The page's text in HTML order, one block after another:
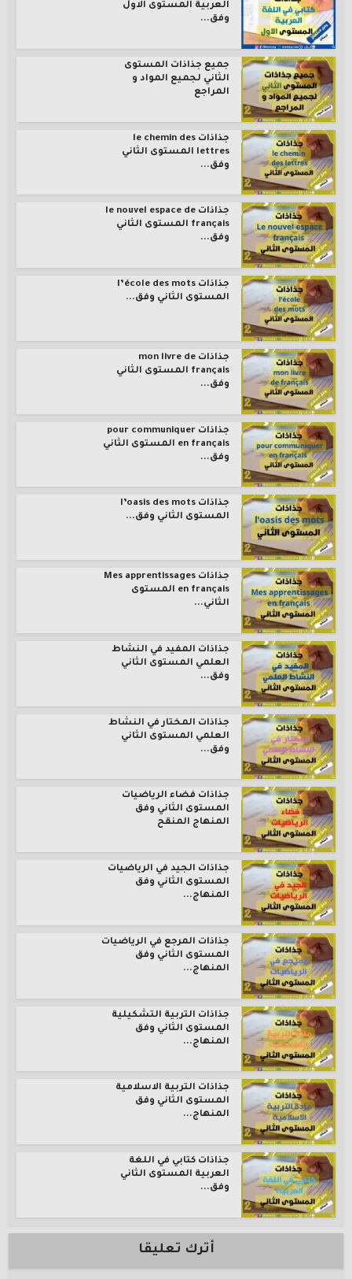
العربية المستوى الاول
وفق...
جميع جذاذات المستوى
الثاني لجميع المواد و
المراجع
جذاذات le chemin des
lettres المستوى الثاني
وفق...
جذاذات le nouvel espace de
français المستوى الثاني
وفق...
جذاذات l’école des mots
المستوى الثاني وفق...
جذاذات mon livre de
français المستوى الثاني
وفق...
جذاذات pour communiquer
en français المستوى الثاني
وفق...
جذاذات l’oasis des mots
المستوى الثاني وفق...
جذاذات Mes apprentissages
en français المستوى
الثاني...
جذاذات المفيد في النشاط
العلمي المستوى الثاني
وفق...
جذاذات المختار في النشاط
العلمي المستوى الثاني
وفق...
جذاذات فضاء الرياضيات
المستوى الثاني وفق
المنهاج المنقح
جذاذات الجيد في الرياضيات
المستوى الثاني وفق
المنهاج...
جذاذات المرجع في الرياضيات
المستوى الثاني وفق
المنهاج...
جذاذات التربية التشكيلية
المستوى الثاني وفق
المنهاج...
جذاذات التربية الاسلامية
المستوى الثاني وفق
المنهاج...
جذاذات كتابي في اللغة
العربية المستوى الثاني
وفق...
أترك تعليقا